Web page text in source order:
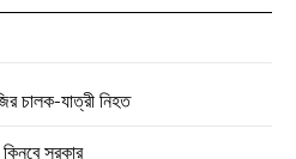
চালক-যাত্রী নিহত
সরকার